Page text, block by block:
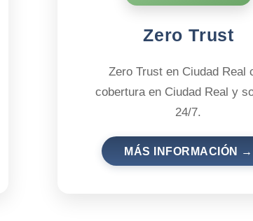
Zero Trust
Zero Trust en Ciudad Real
cobertura en Ciudad Real y
24/7.
MÁS INFORMACIÓN →